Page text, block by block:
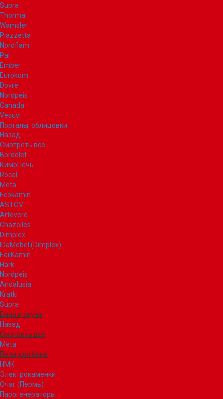
Supra
Thorma
Wamsler
Piazzetta
Nordflam
Pal
Ember
Eurokom
Dovre
Nordpeis
Canada
Vesuvi
Порталы, облицовки
Назад
Смотреть все
Bordelet
КимрПечь
Rocal
Meta
Ecokamin
ASTOV
Artevero
Chazelles
Dimplex
IDaMebel (Dimplex)
EdilKamin
Hark
Nordpeis
Andalusia
Kratki
Supra
Баня и сауна
Назад
Смотреть все
Meta
Печи для бани
НМК
Электрокаменки
Очаг (Пермь)
Парогенераторы